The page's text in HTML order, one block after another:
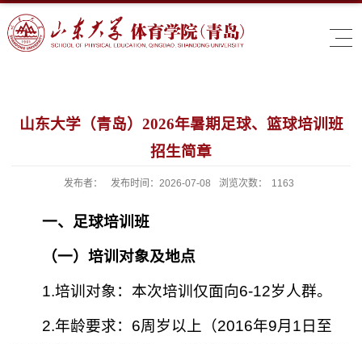
山东大学（青岛）2026年暑期足球、篮球培训班
招生简章
发布者： 发布时间：2026-07-08 浏览次数： 1163
一、足球培训班
（一） 培训对象及地点
1.培训对象：本次培训仅面向6-12岁人群。
2.年龄要求：6周岁以上（2016年9月1日至